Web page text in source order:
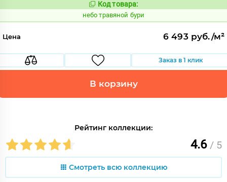
Код:
1122255
Код товара:
небо травяной бури
Цена 6 493 руб./м²
Заказ в 1 клик
В корзину
Рейтинг коллекции:
4.6 / 5
Смотреть всю коллекцию